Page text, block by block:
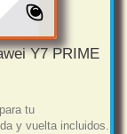
Y7 PRIME
tu
y vuelta incluidos.